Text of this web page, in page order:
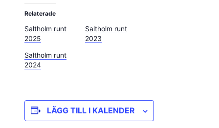
Relaterade
Saltholm runt
2025
Saltholm runt
2023
Saltholm runt
2024
LÄGG TILL I KALENDER